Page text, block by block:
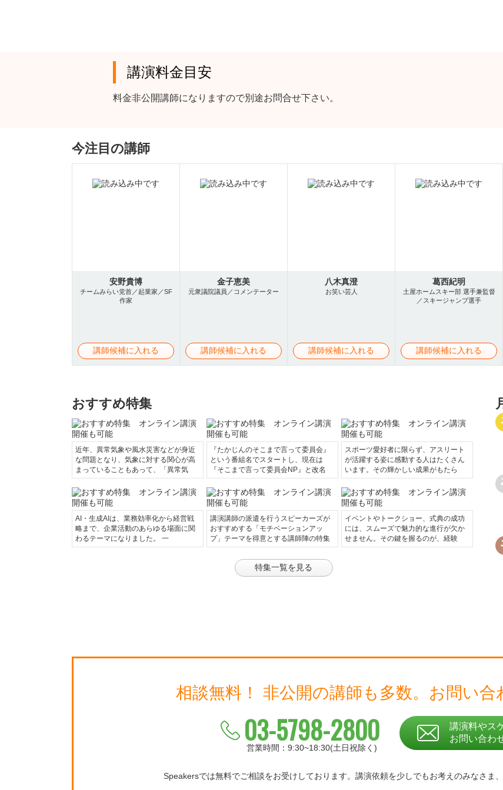
講演料金目安
料金非公開講師になりますので別途お問合せ下さい。
今注目の講師
安野貴博
チームみらい党首／起業家／SF
作家
講師候補に入れる
金子恵美
元衆議院議員／コメンテーター
講師候補に入れる
八木真澄
お笑い芸人
講師候補に入れる
葛西紀明
土屋ホームスキー部 選手兼監督
／スキージャンプ選手
講師候補に入れる
おすすめ特集
近年、異常気象や風水災害などが身近
な問題となり、気象に対する関心が高
まっていることもあって、「異常気
『たかじんのそこまで言って委員会』
という番組名でスタートし、現在は
『そこまで言って委員会NP』と改名
スポーツ愛好者に限らず、アスリート
が活躍する姿に感動する人はたくさん
います。その輝かしい成果がもたら
AI・生成AIは、業務効率化から経営戦
略まで、企業活動のあらゆる場面に関
わるテーマになりました。 一
講演講師の派遣を行うスピーカーズが
おすすめする「モチベーションアッ
プ」テーマを得意とする講師陣の特集
イベントやトークショー、式典の成功
には、スムーズで魅力的な進行が欠か
せません。その鍵を握るのが、経験
特集一覧を見る
相談無料！ 非公開の講師も多数。 お問い合
03-5798-2800
営業時間：9:30~18:30(土日祝除く)
講演料やス
お問い合わ
Speakersでは無料でご相談をお受けしております。 講演依頼を少しでもお考えのみなさま、